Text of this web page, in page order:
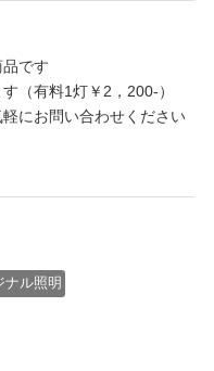
です
（有料1灯￥2，200-）
にお問い合わせください
ナル照明